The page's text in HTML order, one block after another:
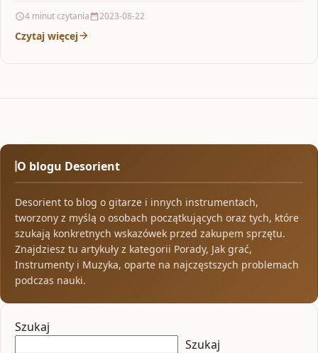
4 minut czytania 2023-08-22
Czytaj więcej
O blogu Desorient
Desorient to blog o gitarze i innych instrumentach,
tworzony z myślą o osobach początkujących oraz tych, które
szukają konkretnych wskazówek przed zakupem sprzętu.
Znajdziesz tu artykuły z kategorii Porady, Jak grać,
Instrumenty i Muzyka, oparte na najczęstszych problemach
podczas nauki.
Szukaj
Szukaj